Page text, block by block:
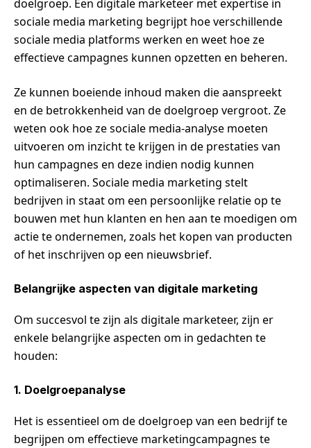
doelgroep. Een digitale marketeer met expertise in
sociale media marketing begrijpt hoe verschillende
sociale media platforms werken en weet hoe ze
effectieve campagnes kunnen opzetten en beheren.
Ze kunnen boeiende inhoud maken die aanspreekt
en de betrokkenheid van de doelgroep vergroot. Ze
weten ook hoe ze sociale media-analyse moeten
uitvoeren om inzicht te krijgen in de prestaties van
hun campagnes en deze indien nodig kunnen
optimaliseren. Sociale media marketing stelt
bedrijven in staat om een persoonlijke relatie op te
bouwen met hun klanten en hen aan te moedigen om
actie te ondernemen, zoals het kopen van producten
of het inschrijven op een nieuwsbrief.
Belangrijke aspecten van digitale marketing
Om succesvol te zijn als digitale marketeer, zijn er
enkele belangrijke aspecten om in gedachten te
houden:
1. Doelgroepanalyse
Het is essentieel om de doelgroep van een bedrijf te
begrijpen om effectieve marketingcampagnes te